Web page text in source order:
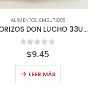
ALIMENTOS, EMBUTIDOS
CHORIZOS DON LUCHO 33UND – PICANTES
out of 5
$9.45
LEER MÁS